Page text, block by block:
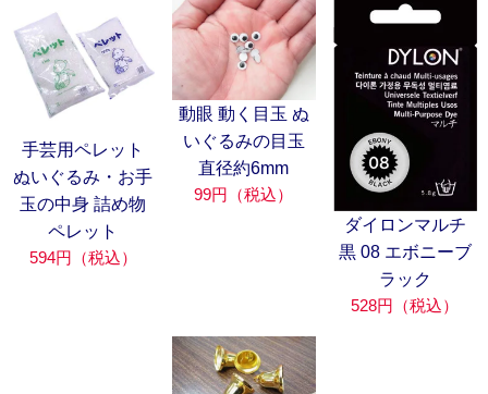
手芸用ペレット
ぬいぐるみ・お手
玉の中身 詰め物
ペレット
594円（税込）
動眼 動く目玉 ぬ
いぐるみの目玉
直径約6mm
99円（税込）
ダイロンマルチ
黒 08 エボニーブ
ラック
528円（税込）